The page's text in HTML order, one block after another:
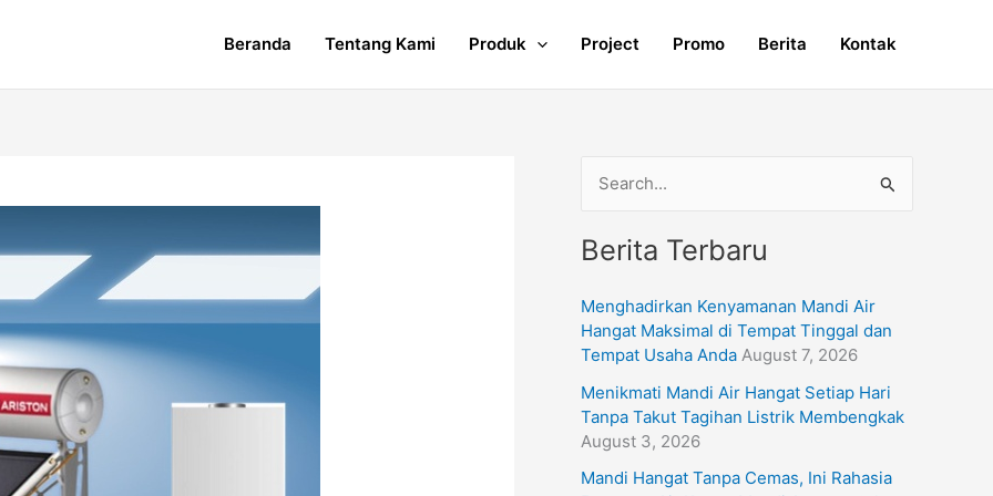
Beranda Tentang Kami Produk Project Promo Berita Kontak
a
c
h
f
o
r
:
Berita Terbaru
Menghadirkan Kenyamanan Mandi Air
Hangat Maksimal di Tempat Tinggal dan
Tempat Usaha Anda August 7, 2026
Menikmati Mandi Air Hangat Setiap Hari
Tanpa Takut Tagihan Listrik Membengkak
August 3, 2026
Mandi Hangat Tanpa Cemas, Ini Rahasia